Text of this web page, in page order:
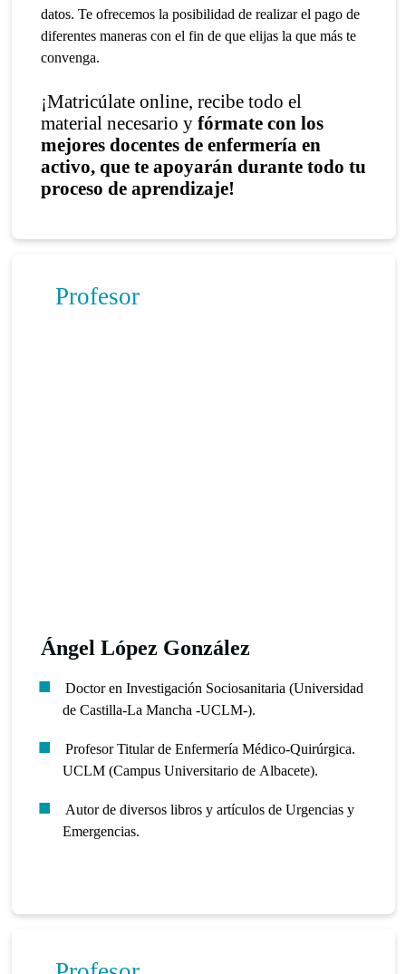
datos. Te ofrecemos la posibilidad de realizar el pago de
diferentes maneras con el fin de que elijas la que más te
convenga.
¡Matricúlate online, recibe todo el
material necesario yfórmate con los
mejores docentes de enfermería en
activo, que te apoyarán durante todo tu
proceso de aprendizaje!
Profesor
Ángel López González
Doctor en Investigación Sociosanitaria (Universidad
de Castilla-La Mancha -UCLM-).
Profesor Titular de Enfermería Médico-Quirúrgica.
UCLM (Campus Universitario de Albacete).
Autor de diversos libros y artículos de Urgencias y
Emergencias.